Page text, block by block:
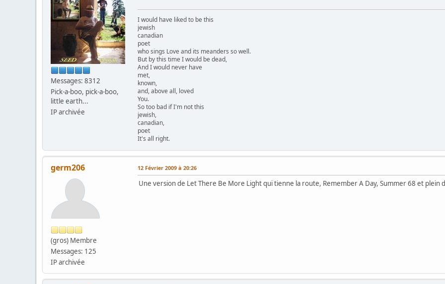
Messages: 8312
Pick-a-boo, pick-a-boo,
little earth...
IP archivée
I would have liked to be this
jewish
canadian
poet
who sings Love and its meanders so well.
But by this time I would be dead,
And I would never have
met,
known,
and, above all, loved
You.
So too bad if I'm not this
jewish,
canadian,
poet
It's all right.
germ206
(gros) Membre
Messages: 125
IP archivée
12 Février 2009 à 20:26
Une version de Let There Be More Light qui tienne la route, Remember A Day, Summer 68 et plein